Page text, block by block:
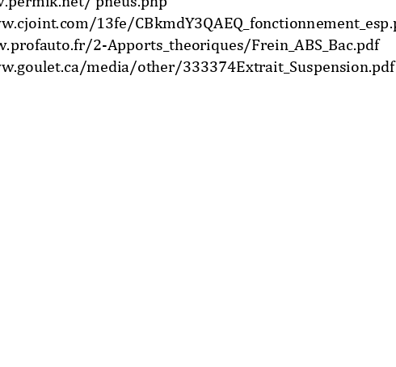
13fe/
2-Apports_theoriques/Frein_ABS_Bac.pdf
media/other/333374Extrait_Suspension.pdf